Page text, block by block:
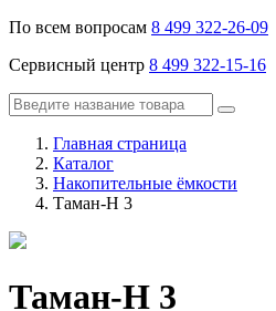
По всем вопросам 8 499 322-26-09
Сервисный центр 8 499 322-15-16
Главная страница
Каталог
Накопительные ёмкости
Таман-Н 3
Таман-Н 3